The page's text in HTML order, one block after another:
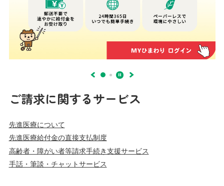
ご請求に関するサービス
先進医療について
先進医療給付⾦の直接⽀払制度
⾼齢者・障がい者等請求⼿続き⽀援サービス
⼿話・筆談・チャットサービス